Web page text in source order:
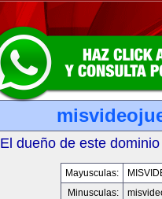
El dueño de este
Mayusculas:
Minusculas: